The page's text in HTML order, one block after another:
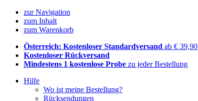
zur Navigation
zum Inhalt
zum Warenkorb
Österreich: Kostenloser Standardversand ab € 39,90
Kostenloser Rückversand
Mindestens 1 kostenlose Probe zu jeder Bestellung
Hilfe
Wo ist meine Bestellung?
Rücksendungen